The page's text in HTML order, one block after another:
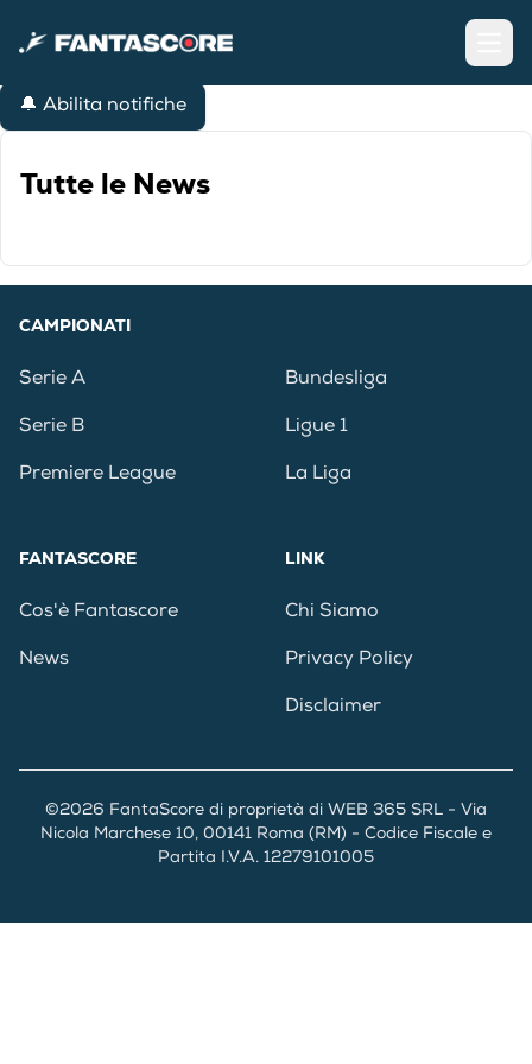
🔔 Abilita notifiche
Tutte le News
CAMPIONATI
Serie A
Serie B
Premiere League
Bundesliga
Ligue 1
La Liga
FANTASCORE
Cos'è Fantascore
News
LINK
Chi Siamo
Privacy Policy
Disclaimer
©2026 FantaScore di proprietà di WEB 365 SRL - Via
Nicola Marchese 10, 00141 Roma (RM) - Codice Fiscale e
Partita I.V.A. 12279101005